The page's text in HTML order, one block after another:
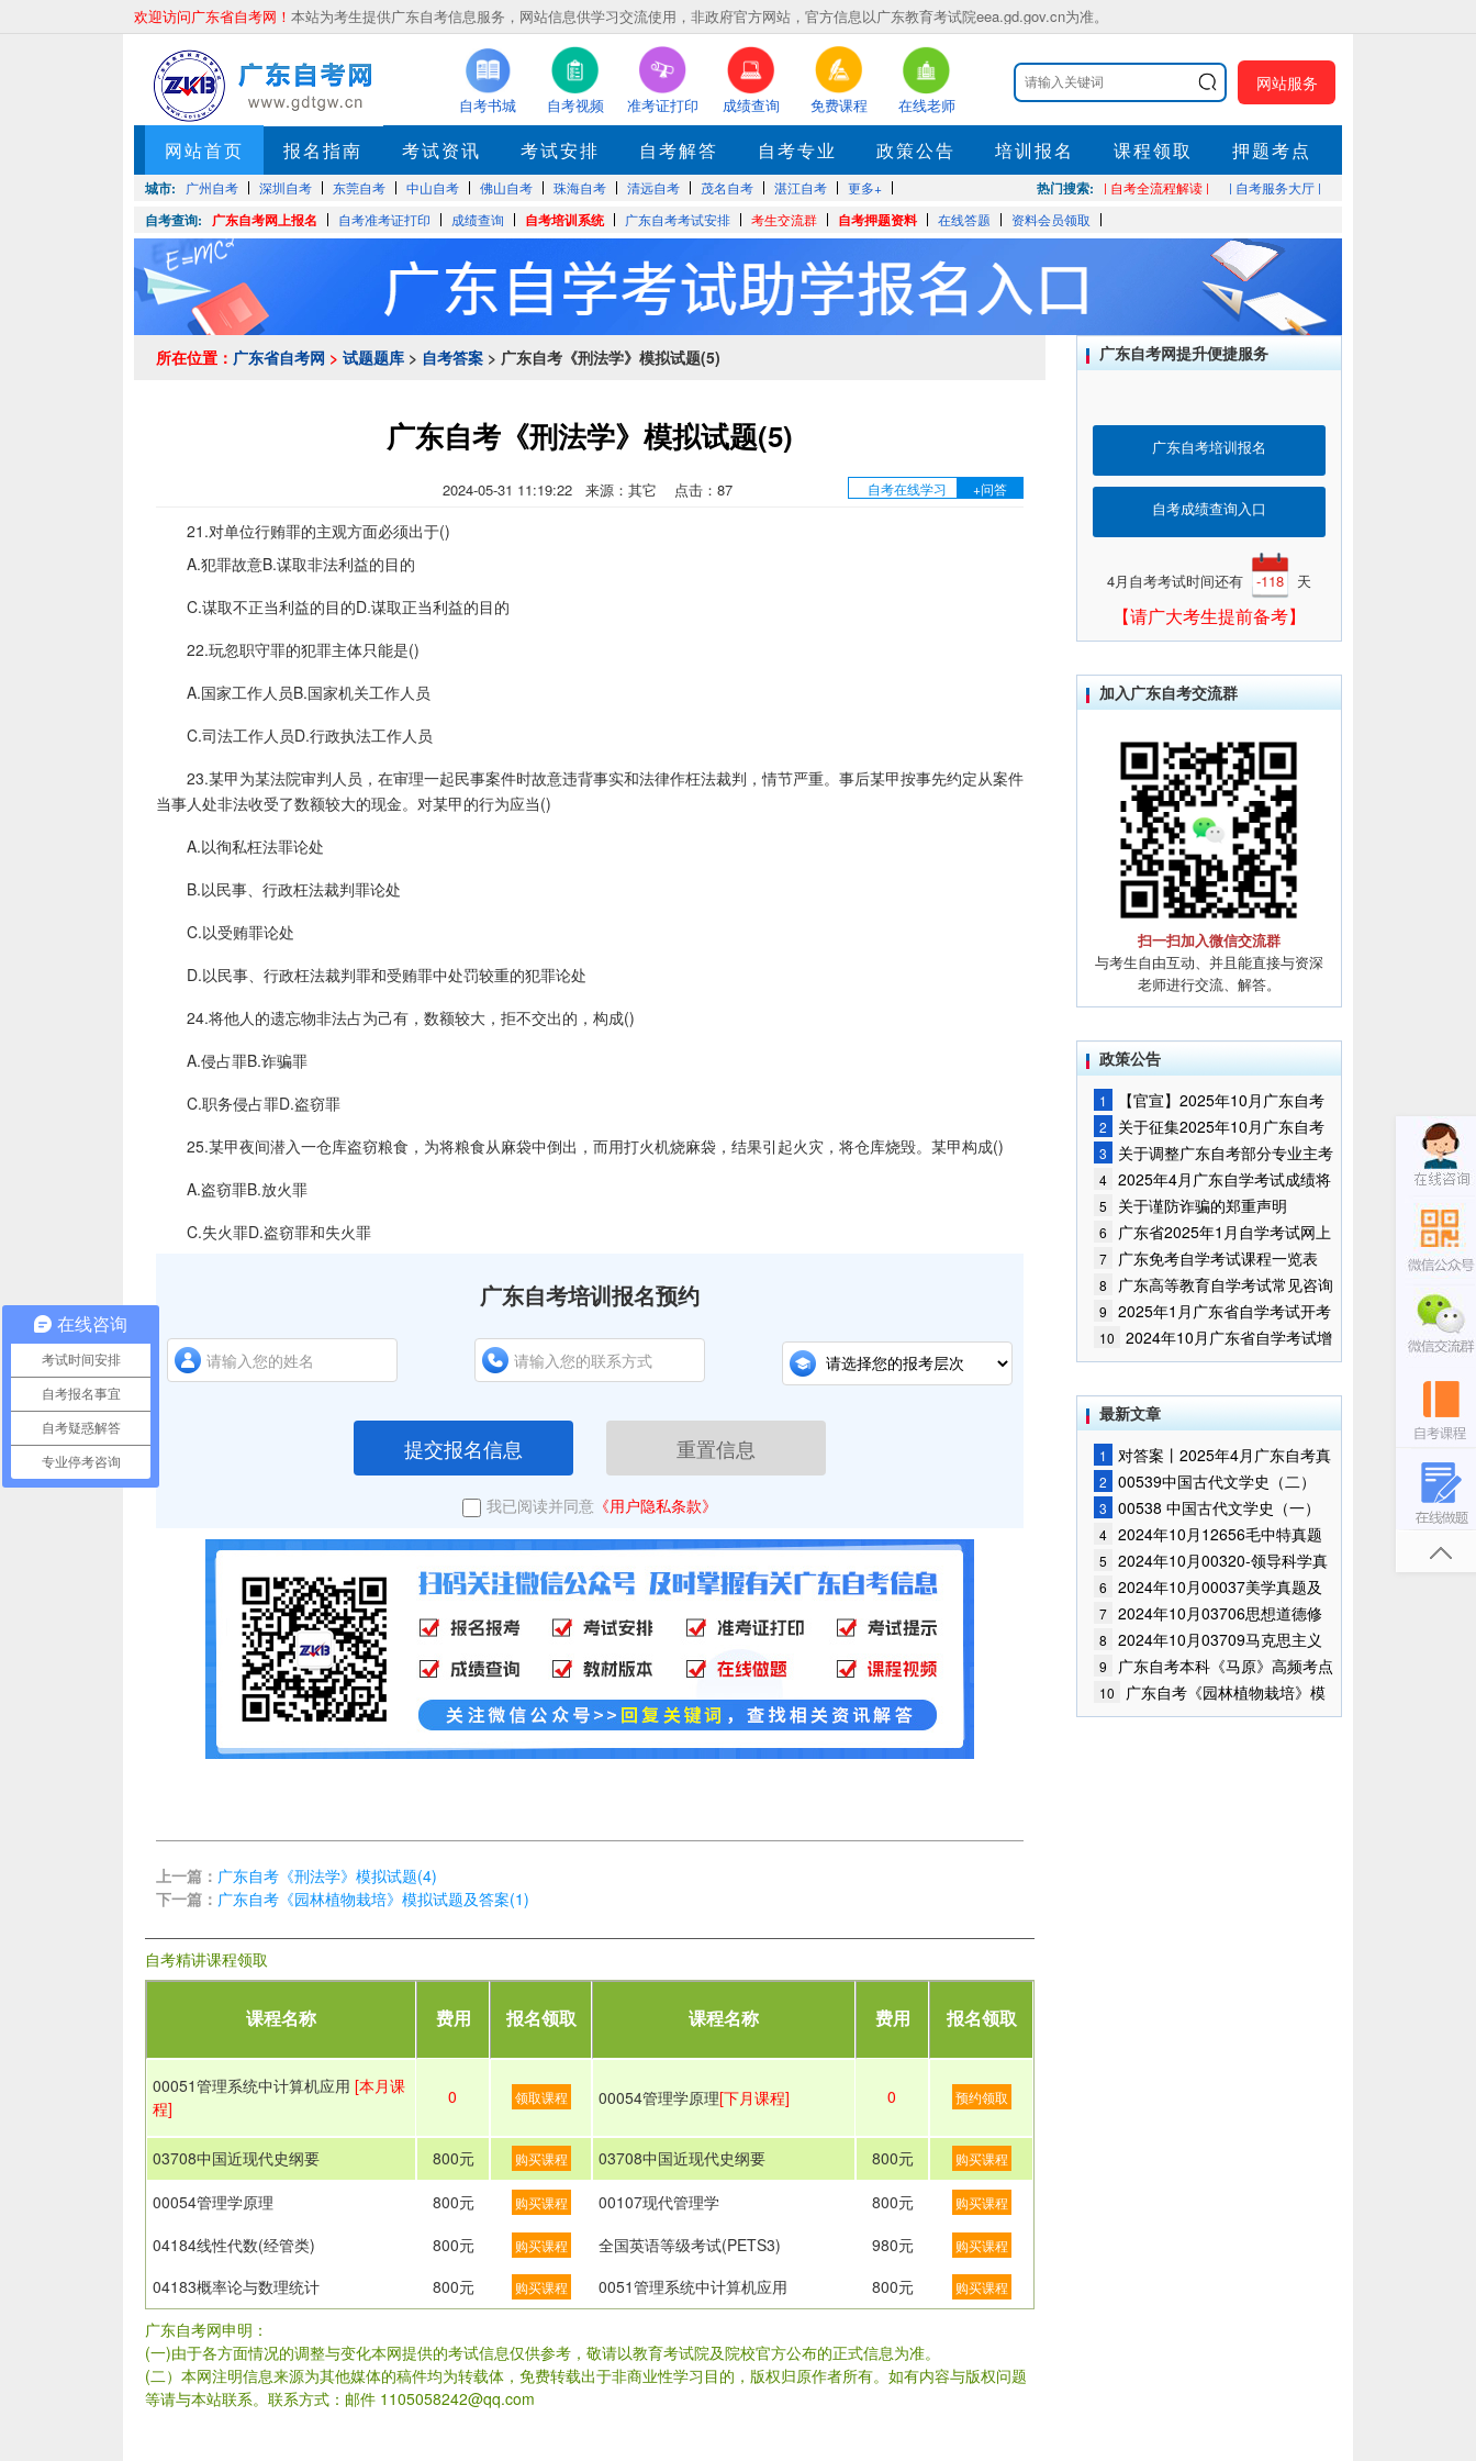
欢迎访问广东省自考网！ 本站为考生提供广东自考信息服务，网站信息供学习交流使用，非政府官方网站，官方信息以广东教育考试院eea.gd.gov.cn为准。
自考书城 自考视频 准考证打印 成绩查询 免费课程 在线老师
网站服务
网站首页 报名指南 考试资讯 考试安排 自考解答 自考专业 政策公告 培训报名 课程领取 押题考点
城市: 广州自考 深圳自考 东莞自考 中山自考 佛山自考 珠海自考 清远自考 茂名自考 湛江自考 更多+ 热门搜索: | 自考全流程解读 | | 自考服务大厅 |
自考查询: 广东自考网上报名 自考准考证打印 成绩查询 自考培训系统 广东自考考试安排 考生交流群 自考押题资料 在线答题 资料会员领取
所在位置： 广东省自考网 > 试题题库 > 自考答案 > 广东自考《刑法学》模拟试题(5)
广东自考《刑法学》模拟试题(5)
2024-05-31 11:19:22 来源：其它 点击： 87 自考在线学习 +问答
21.对单位行贿罪的主观方面必须出于()
A.犯罪故意B.谋取非法利益的目的
C.谋取不正当利益的目的D.谋取正当利益的目的
22.玩忽职守罪的犯罪主体只能是()
A.国家工作人员B.国家机关工作人员
C.司法工作人员D.行政执法工作人员
23.某甲为某法院审判人员，在审理一起民事案件时故意违背事实和法律作枉法裁判，情节严重。事后某甲按事先约定从案件
当事人处非法收受了数额较大的现金。对某甲的行为应当()
A.以徇私枉法罪论处
B.以民事、行政枉法裁判罪论处
C.以受贿罪论处
D.以民事、行政枉法裁判罪和受贿罪中处罚较重的犯罪论处
24.将他人的遗忘物非法占为己有，数额较大，拒不交出的，构成()
A.侵占罪B.诈骗罪
C.职务侵占罪D.盗窃罪
25.某甲夜间潜入一仓库盗窃粮食，为将粮食从麻袋中倒出，而用打火机烧麻袋，结果引起火灾，将仓库烧毁。某甲构成()
A.盗窃罪B.放火罪
C.失火罪D.盗窃罪和失火罪
广东自考培训报名预约
提交报名信息 重置信息
我已阅读并同意 《用户隐私条款》
上一篇： 广东自考《刑法学》模拟试题(4)
下一篇： 广东自考《园林植物栽培》模拟试题及答案(1)
自考精讲课程领取
课程名称 费用 报名领取 课程名称 费用 报名领取
00051管理系统中计算机应用 [本月课
程]
0 领取课程 00054管理学原理[下月课程] 0 预约领取
03708中国近现代史纲要 800元 购买课程 03708中国近现代史纲要 800元 购买课程
00054管理学原理 800元 购买课程 00107现代管理学 800元 购买课程
04184线性代数(经管类) 800元 购买课程 全国英语等级考试(PETS3) 980元 购买课程
04183概率论与数理统计 800元 购买课程 0051管理系统中计算机应用 800元 购买课程
广东自考网申明：
(一)由于各方面情况的调整与变化本网提供的考试信息仅供参考，敬请以教育考试院及院校官方公布的正式信息为准。
(二）本网注明信息来源为其他媒体的稿件均为转载体，免费转载出于非商业性学习目的，版权归原作者所有。如有内容与版权问题
等请与本站联系。联系方式：邮件 1105058242@qq.com
广东自考网提升便捷服务
广东自考培训报名
自考成绩查询入口
4月自考考试时间还有 -118 天
【请广大考生提前备考】
加入广东自考交流群
扫一扫加入微信交流群
与考生自由互动、并且能直接与资深
老师进行交流、解答。
政策公告
1
【官宣】2025年10月广东自考
报名时间通知
2
关于征集2025年10月广东自考
增加开考停考专业部分课程意向的
通告
3
关于调整广东自考部分专业主考
学校的通知
4 2025年4月广东自学考试成绩将
于5月9日公布
5 关于谨防诈骗的郑重声明
6
广东省2025年1月自学考试网上
报名报考须知
7 广东免考自学考试课程一览表
8
广东高等教育自学考试常见咨询
问题
9
2025年1月广东省自学考试开考
课程考试时间安排和使用教材的通
知
10
2024年10月广东省自学考试增
加一门开考课程的通告
最新文章
1
对答案丨2025年4月广东自考真
题答案汇总
2
00539中国古代文学史（二）
2410真题及答案（考生回忆版）
3
00538 中国古代文学史（一）
2024年10月真题及答案（考生回忆
版）
4 2024年10月12656毛中特真题
及答案（考生回忆版）
5
2024年10月00320-领导科学真
题及答案（考生回忆版）
6
2024年10月00037美学真题及
答案（考生回忆版）
7 2024年10月03706思想道德修
养与法律基础真题及答案（考生回
忆版）
8
2024年10月03709马克思主义
基本原理概论真题及答案（考生回
忆版）
9
广东自考本科《马原》高频考点
(2)
10
广东自考《园林植物栽培》模
拟试题及答案(8)
在线咨询
考试时间安排
自考报名事宜
自考疑惑解答
专业停考咨询